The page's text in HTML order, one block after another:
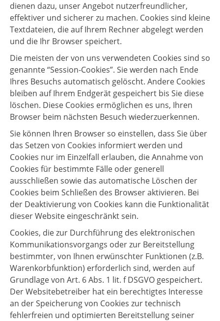
dienen dazu, unser Angebot nutzerfreundlicher,
effektiver und sicherer zu machen. Cookies sind kleine
Textdateien, die auf Ihrem Rechner abgelegt werden
und die Ihr Browser speichert.
Die meisten der von uns verwendeten Cookies sind so
genannte “Session-Cookies”. Sie werden nach Ende
Ihres Besuchs automatisch gelöscht. Andere Cookies
bleiben auf Ihrem Endgerät gespeichert bis Sie diese
löschen. Diese Cookies ermöglichen es uns, Ihren
Browser beim nächsten Besuch wiederzuerkennen.
Sie können Ihren Browser so einstellen, dass Sie über
das Setzen von Cookies informiert werden und
Cookies nur im Einzelfall erlauben, die Annahme von
Cookies für bestimmte Fälle oder generell
ausschließen sowie das automatische Löschen der
Cookies beim Schließen des Browser aktivieren. Bei
der Deaktivierung von Cookies kann die Funktionalität
dieser Website eingeschränkt sein.
Cookies, die zur Durchführung des elektronischen
Kommunikationsvorgangs oder zur Bereitstellung
bestimmter, von Ihnen erwünschter Funktionen (z.B.
Warenkorbfunktion) erforderlich sind, werden auf
Grundlage von Art. 6 Abs. 1 lit. f DSGVO gespeichert.
Der Websitebetreiber hat ein berechtigtes Interesse
an der Speicherung von Cookies zur technisch
fehlerfreien und optimierten Bereitstellung seiner